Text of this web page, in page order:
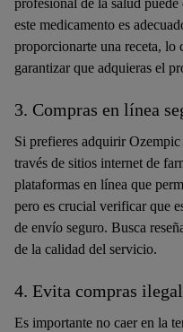
profesional de la salud
este medicamento es
proporcionarte una receta, lo
garantizar que adquieras el
3. Compras en línea
Si prefieres adquirir
través de sitios internet de
plataformas en línea que
pero es crucial verificar que
de envío seguro. Busca
de la calidad del servicio.
4. Evita compras
Es importante no caer en la